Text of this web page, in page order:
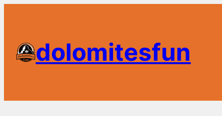
contentdolomitesfun